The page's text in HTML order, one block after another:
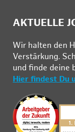
AKTUELLE
Wir hal­ten den
Ver­stär­kung.
und fin­de deine
Hier findest Du